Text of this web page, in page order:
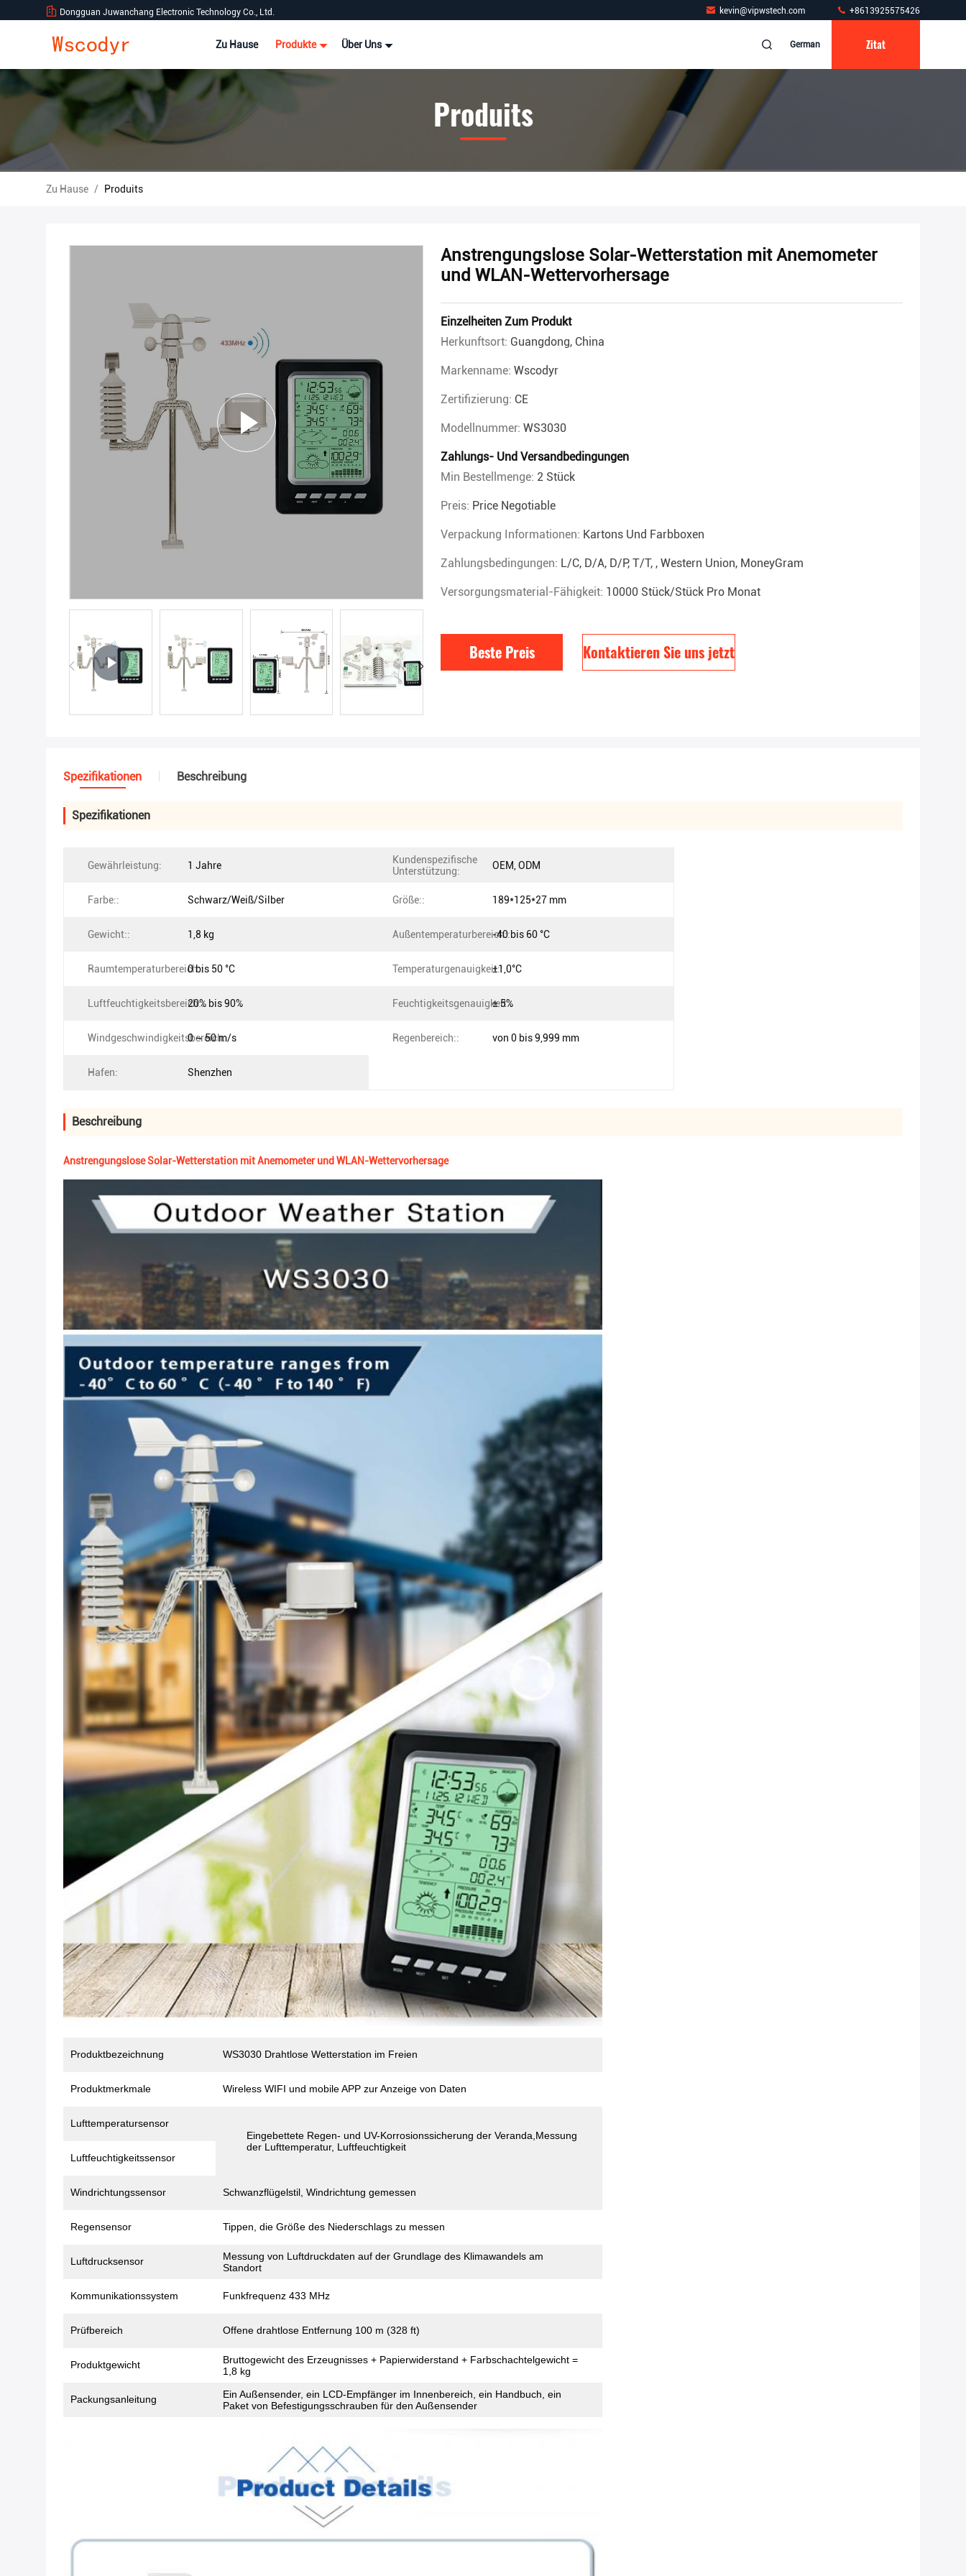
Dongguan Juwanchang Electronic Technology Co., Ltd. kevin@vipwstech.com +8613925575426
Zu Hause Produkte Über Uns German Zitat
Produits
Zu Hause / Produits
Anstrengungslose Solar-Wetterstation mit Anemometer
und WLAN-Wettervorhersage
Einzelheiten Zum Produkt
Herkunftsort: Guangdong, China
Markenname: Wscodyr
Zertifizierung: CE
Modellnummer: WS3030
Zahlungs- Und Versandbedingungen
Min Bestellmenge: 2 Stück
Preis: Price Negotiable
Verpackung Informationen: Kartons Und Farbboxen
Zahlungsbedingungen: L/C, D/A, D/P, T/T, , Western Union, MoneyGram
Versorgungsmaterial-Fähigkeit: 10000 Stück/Stück Pro Monat
Beste Preis Kontaktieren Sie uns jetzt
Spezifikationen Beschreibung
Spezifikationen
Gewährleistung: 1 Jahre
Kundenspezifische
Unterstützung:
OEM, ODM
Farbe:: Schwarz/Weiß/Silber Größe:: 189*125*27 mm
Gewicht:: 1,8 kg Außentemperaturbereich::-40 bis 60 °C
Raumtemperaturbereich::0 bis 50 °C Temperaturgenauigkeit::±1,0°C
Luftfeuchtigkeitsbereich::20% bis 90% Feuchtigkeitsgenauigkeit::
± 5%
Windgeschwindigkeitsbereich:
0 ~ 50 m/s Regenbereich:: von 0 bis 9,999 mm
Hafen: Shenzhen
Beschreibung
Anstrengungslose Solar-Wetterstation mit Anemometer und WLAN-Wettervorhersage
Produktbezeichnung WS3030 Drahtlose Wetterstation im Freien
Produktmerkmale Wireless WIFI und mobile APP zur Anzeige von Daten
Lufttemperatursensor
Eingebettete Regen- und UV-Korrosionssicherung der Veranda,Messung
der Lufttemperatur, Luftfeuchtigkeit
Luftfeuchtigkeitssensor
Windrichtungssensor Schwanzflügelstil, Windrichtung gemessen
Regensensor Tippen, die Größe des Niederschlags zu messen
Luftdrucksensor
Messung von Luftdruckdaten auf der Grundlage des Klimawandels am
Standort
Kommunikationssystem Funkfrequenz 433 MHz
Prüfbereich Offene drahtlose Entfernung 100 m (328 ft)
Produktgewicht
Bruttogewicht des Erzeugnisses + Papierwiderstand + Farbschachtelgewicht =
1,8 kg
Packungsanleitung
Ein Außensender, ein LCD-Empfänger im Innenbereich, ein Handbuch, ein
Paket von Befestigungsschrauben für den Außensender